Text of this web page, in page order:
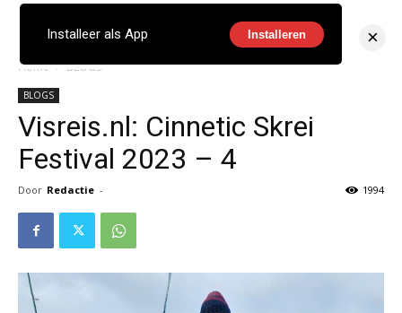
Home BLOGS
BLOGS
Visreis.nl: Cinnetic Skrei
Festival 2023 – 4
Door Redactie - 1994
Installeer als App Installeren ×